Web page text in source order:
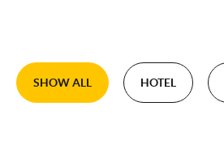
SHOW ALL HOTEL